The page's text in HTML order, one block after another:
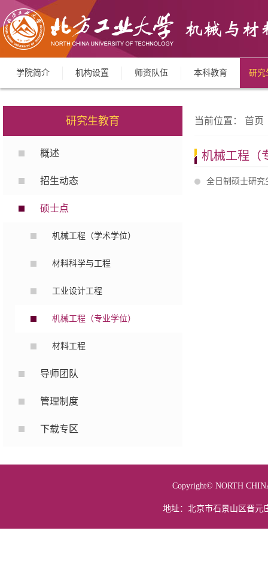
学院简介 机构设置 师资队伍 本科教育 研究
研究生教育
概述
招生动态
硕士点
机械工程（学术学位）
材料科学与工程
工业设计工程
机械工程（专业学位）
材料工程
导师团队
管理制度
下载专区
当前位置： 首页
机械工程（
全日制硕士研究
Copyright© NORTH
地址：北京市石景山区晋元